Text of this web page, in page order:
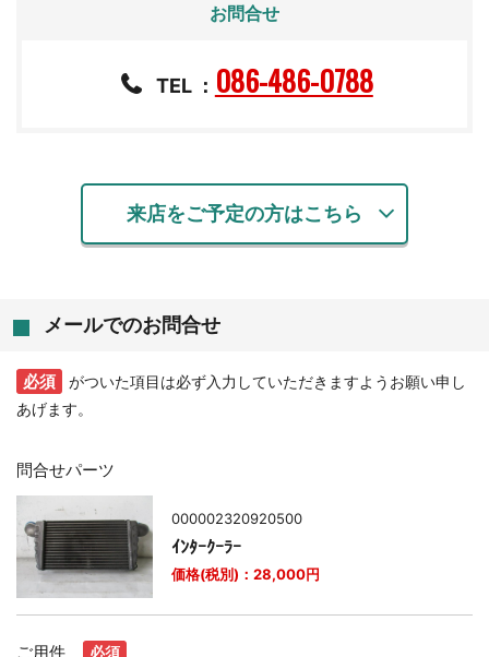
お問合せ
TEL ： 086-486-0788
来店をご予定の方はこちら
メールでのお問合せ
必須
がついた項目は必ず入力していただきますようお願い申し
あげます。
問合せパーツ
000002320920500
ｲﾝﾀｰｸｰﾗｰ
価格(税別)：28,000円
ご用件 必須